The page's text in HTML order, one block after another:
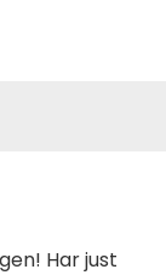
Har just